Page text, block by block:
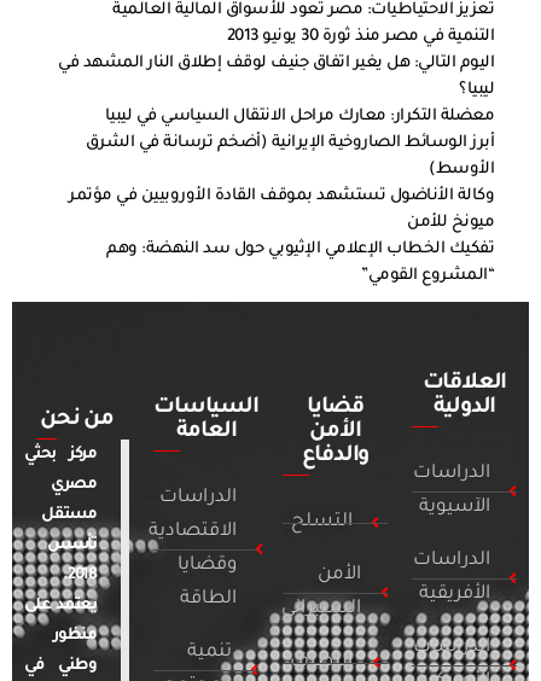
تعزيز الاحتياطيات: مصر تعود للأسواق المالية العالمية
التنمية في مصر منذ ثورة 30 يونيو 2013
اليوم التالي: هل يغير اتفاق جنيف لوقف إطلاق النار المشهد في
ليبيا؟
معضلة التكرار: معارك مراحل الانتقال السياسي في ليبيا
أبرز الوسائط الصاروخية الإيرانية (أضخم ترسانة في الشرق
الأوسط)
وكالة الأناضول تستشهد بموقف القادة الأوروبيين في مؤتمر
ميونخ للأمن
تفكيك الخطاب الإعلامي الإثيوبي حول سد النهضة: وهم
“المشروع القومي”
العلاقات
الدولية
الدراسات
الآسيوية
الدراسات
الأفريقية
الدراسات
قضايا
الأمن
والدفاع
التسلح
الأمن
السيبراني
التطرف
السياسات
العامة
الدراسات
الاقتصادية
وقضايا
الطاقة
تنمية
من نحن
مركز بحثي
مصري
مستقل
تأسس
2018.
يعتمد على
منظور
وطني في